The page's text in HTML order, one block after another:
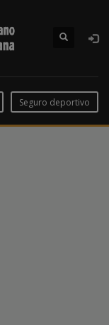
Seguro deportivo